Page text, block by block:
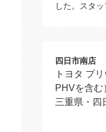
した。スタ
四日市南店
トヨタ プ
PHVを含む
三重県・四